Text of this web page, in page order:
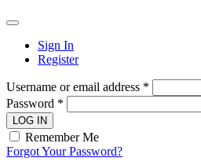
Sign In
Register
Username or email address *
Password *
LOG IN
Remember Me
Forgot Your Password?